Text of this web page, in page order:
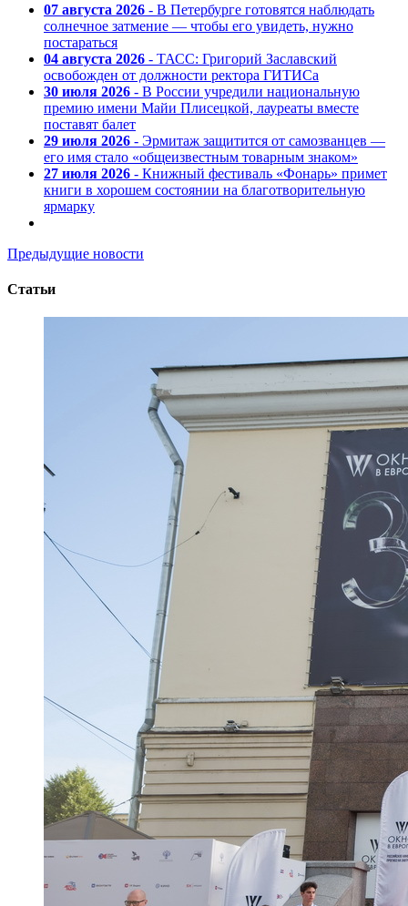
07 августа 2026 - В Петербурге готовятся наблюдать
солнечное затмение — чтобы его увидеть, нужно
постараться
04 августа 2026 - ТАСС: Григорий Заславский
освобожден от должности ректора ГИТИСа
30 июля 2026 - В России учредили национальную
премию имени Майи Плисецкой, лауреаты вместе
поставят балет
29 июля 2026 - Эрмитаж защитится от самозванцев —
его имя стало «общеизвестным товарным знаком»
27 июля 2026 - Книжный фестиваль «Фонарь» примет
книги в хорошем состоянии на благотворительную
ярмарку
Предыдущие новости
Статьи